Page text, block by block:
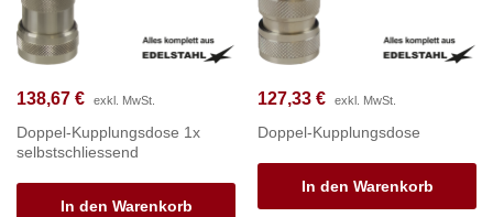
138,67 € exkl. MwSt.
Doppel-Kupplungsdose 1x
selbstschliessend
In den Warenkorb
127,33 € exkl. MwSt.
Doppel-Kupplungsdose
In den Warenkorb